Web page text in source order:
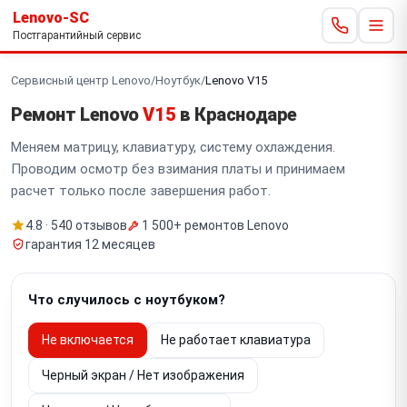
Lenovo-SC
Постгарантийный сервис
Сервисный центр Lenovo/Ноутбук/Lenovo V15
Ремонт LenovoV15 в Краснодаре
Меняем матрицу, клавиатуру, систему охлаждения.
Проводим осмотр без взимания платы и принимаем
расчет только после завершения работ.
4.8 · 540 отзывов
1 500+ ремонтов Lenovo
гарантия 12 месяцев
Что случилось с ноутбуком?
Не включается Не работает клавиатура
Черный экран / Нет изображения